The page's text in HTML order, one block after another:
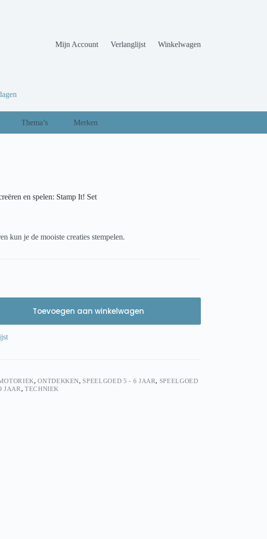
Mijn Account
Verlanglijst Winkelwagen
Thema’s Merken
en spelen: Stamp It! Set
kun je de mooiste creaties stempelen.
Toevoegen aan winkelwagen
,ONTDEKKEN, SPEELGOED 5 - 6 JAAR, SPEELGOED
JAAR, TECHNIEK